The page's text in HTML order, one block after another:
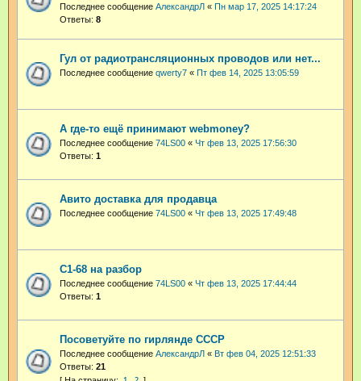
Последнее сообщение АлександрЛ « Пн мар 17, 2025 14:17:24
Ответы: 8
Гул от радиотрансляционных проводов или нет...
Последнее сообщение qwerty7 « Пт фев 14, 2025 13:05:59
А где-то ещё принимают webmoney?
Последнее сообщение 74LS00 « Чт фев 13, 2025 17:56:30
Ответы: 1
Авито доставка для продавца
Последнее сообщение 74LS00 « Чт фев 13, 2025 17:49:48
С1-68 на разбор
Последнее сообщение 74LS00 « Чт фев 13, 2025 17:44:44
Ответы: 1
Посоветуйте по гирлянде СССР
Последнее сообщение АлександрЛ « Вт фев 04, 2025 12:51:33
Ответы: 21